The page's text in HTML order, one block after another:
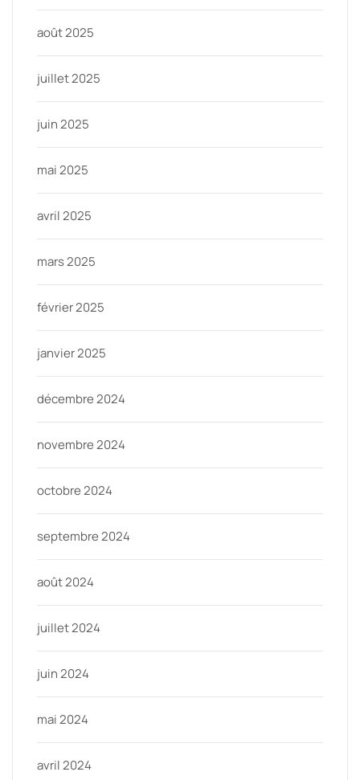
août 2025
juillet 2025
juin 2025
mai 2025
avril 2025
mars 2025
février 2025
janvier 2025
décembre 2024
novembre 2024
octobre 2024
septembre 2024
août 2024
juillet 2024
juin 2024
mai 2024
avril 2024